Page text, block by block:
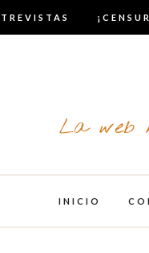
La web
INICIO